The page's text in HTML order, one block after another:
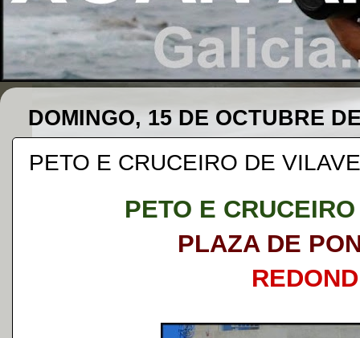
DOMINGO, 15 DE OCTUBRE
PETO E CRUCEIRO DE
PETO E
PLAZA DE